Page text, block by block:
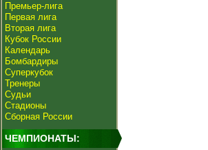
Премьер-лига
Первая лига
Вторая лига
Кубок России
Календарь
Бомбардиры
Суперкубок
Тренеры
Судьи
Стадионы
Сборная России
ЧЕМПИОНАТЫ: